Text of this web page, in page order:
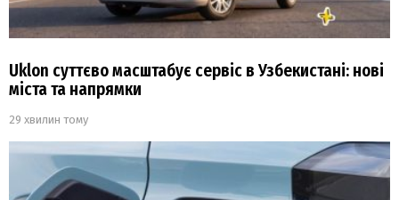
Uklon суттєво масштабує сервіс в Узбекистані: нові
міста та напрямки
29 хвилин тому